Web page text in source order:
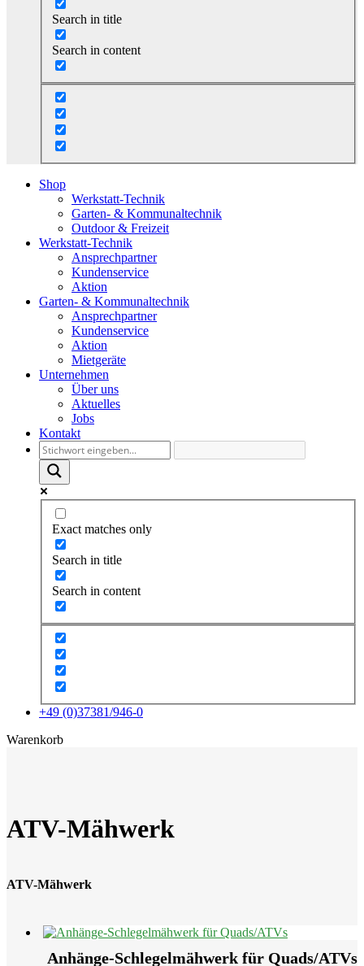
Search in title
Search in content
Shop
Werkstatt-Technik
Garten- & Kommunaltechnik
Outdoor & Freizeit
Werkstatt-Technik
Ansprechpartner
Kundenservice
Aktion
Garten- & Kommunaltechnik
Ansprechpartner
Kundenservice
Aktion
Mietgeräte
Unternehmen
Über uns
Aktuelles
Jobs
Kontakt
Exact matches only
Search in title
Search in content
+49 (0)37381/946-0
Warenkorbx
ATV-Mähwerk
ATV-Mähwerk
Anhänge-Schlegelmähwerk für Quads/ATVs